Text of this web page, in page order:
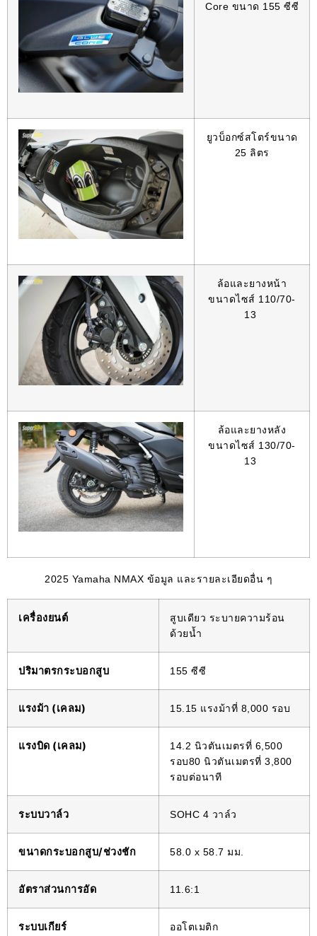
Core ขนาด 155 ซีซี
ยูวบ็อกซ์สโตร์ขนาด
25 ลิตร
ล้อและยางหน้า
ขนาดไซส์ 110/70-
13
ล้อและยางหลัง
ขนาดไซส์ 130/70-
13
2025 Yamaha NMAX ข้อมูล และรายละเอียดอื่น ๆ
เครื่องยนต์
สูบเดียว ระบายความร้อน
ด้วยน้ำ
ปริมาตรกระบอกสูบ 155 ซีซี
แรงม้า (เคลม) 15.15 แรงม้าที่ 8,000 รอบ
แรงบิด (เคลม)
14.2 นิวตันเมตรที่ 6,500
รอบ80 นิวตันเมตรที่ 3,800
รอบต่อนาที
ระบบวาล์ว SOHC 4 วาล์ว
ขนาดกระบอกสูบ/ช่วงชัก 58.0 x 58.7 มม.
อัตราส่วนการอัด 11.6:1
ระบบเกียร์ ออโตเมติก